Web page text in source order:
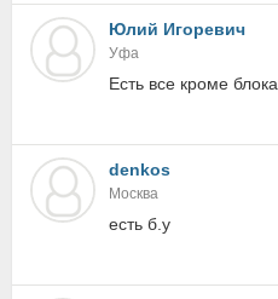
Юлий Игоревич
Уфа
Есть все кроме блока
denkos
Москва
есть б.у